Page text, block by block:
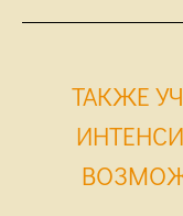
ТАКЖЕ